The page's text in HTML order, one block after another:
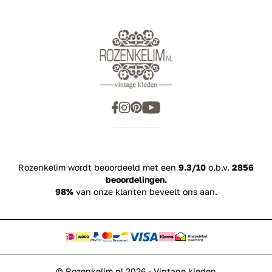
Rozenkelim wordt beoordeeld met een 9.3/10 o.b.v. 2856
beoordelingen.
98%van onze klanten beveelt ons aan.